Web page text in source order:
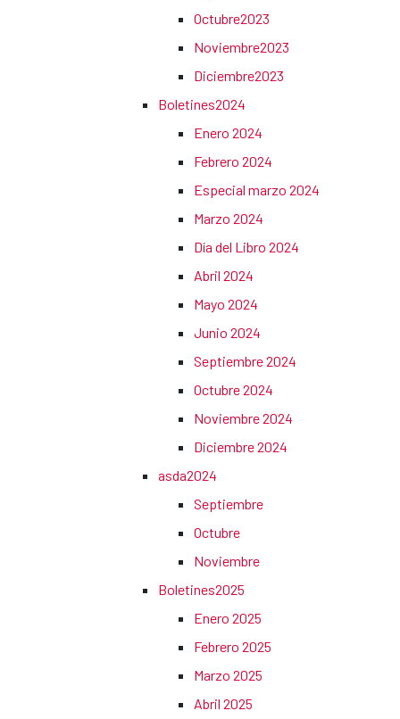
Octubre2023
Noviembre2023
Diciembre2023
Boletines2024
Enero 2024
Febrero 2024
Especial marzo 2024
Marzo 2024
Día del Libro 2024
Abril 2024
Mayo 2024
Junio 2024
Septiembre 2024
Octubre 2024
Noviembre 2024
Diciembre 2024
asda2024
Septiembre
Octubre
Noviembre
Boletines2025
Enero 2025
Febrero 2025
Marzo 2025
Abril 2025